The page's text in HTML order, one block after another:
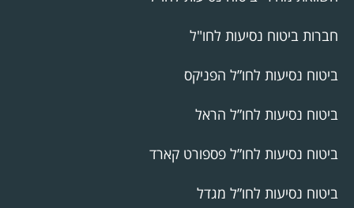
חברות ביטוח נסיעות לחו"ל
ביטוח נסיעות לחו”ל הפניקס
ביטוח נסיעות לחו”ל הראל
ביטוח נסיעות לחו”ל פספורט קארד
ביטוח נסיעות לחו”ל מגדל